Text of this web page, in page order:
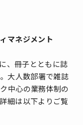
マネジメント
、冊子とともに誌
大人数部署で雑誌
中心の業務体制の
細は以下よりご覧